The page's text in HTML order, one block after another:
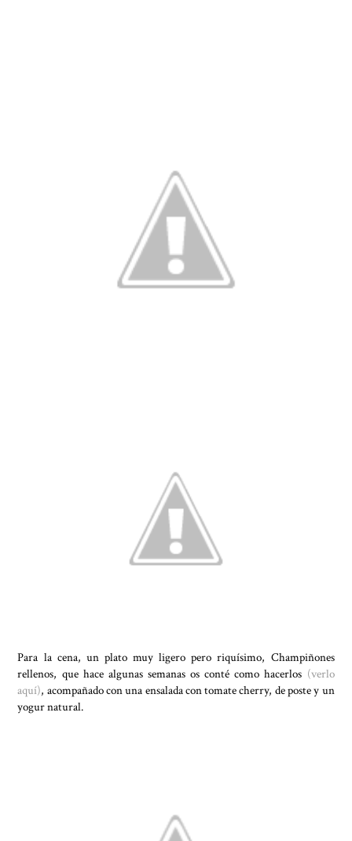
Para la cena, un plato muy ligero pero riquísimo, Champiñones
rellenos, que hace algunas semanas os conté como hacerlos (verlo
aquí), acompañado con una ensalada con tomate cherry, de poste y un
yogur natural.